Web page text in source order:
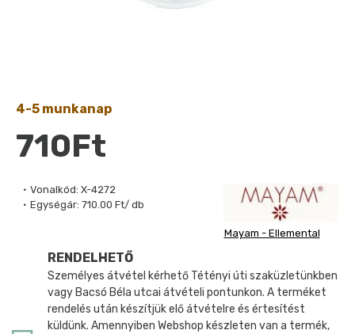
Vonalkód: X-4272
Egységár: 710.00 Ft/ db
Mayam - Ellemental
4-5 munkanap
710Ft
RENDELHETŐ
Személyes átvétel kérhető Tétényi úti szaküzletünkben
vagy Bacsó Béla utcai átvételi pontunkon. A terméket
rendelés után készítjük elő átvételre és értesítést
küldünk. Amennyiben Webshop készleten van a termék,